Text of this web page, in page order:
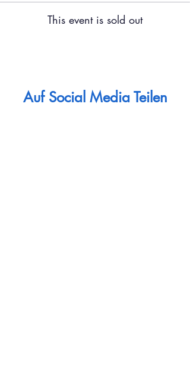
This event is sold out
Auf Social Media Teilen